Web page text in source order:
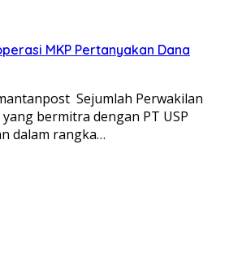
MKP Pertanyakan Dana
Sejumlah Perwakilan
bermitra dengan PT USP
dalam rangka…